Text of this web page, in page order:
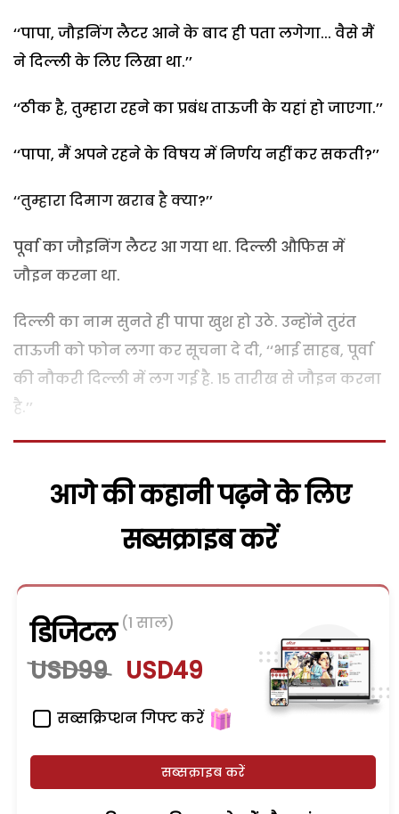
‘‘पापा, जौइनिंग लैटर आने के बाद ही पता लगेगा... वैसे मैं
ने दिल्ली के लिए लिखा था.’’
‘‘ठीक है, तुम्हारा रहने का प्रबंध ताऊजी के यहां हो जाएगा.’’
‘‘पापा, मैं अपने रहने के विषय में निर्णय नहीं कर सकती?’’
‘‘तुम्हारा दिमाग खराब है क्या?’’
पूर्वा का जौइनिंग लैटर आ गया था. दिल्ली औफिस में
जौइन करना था.
दिल्ली का नाम सुनते ही पापा खुश हो उठे. उन्होंने तुरंत
ताऊजी को फोन लगा कर सूचना दे दी, ‘‘भाई साहब, पूर्वा
की नौकरी दिल्ली में लग गई है. 15 तारीख से जौइन करना
है.’’
आगे की कहानी पढ़ने के लिए
सब्सक्राइब करें
डिजिटल (1 साल)
USD99 USD49
सब्सक्रिप्शन गिफ्ट करें
सब्सक्राइब करें